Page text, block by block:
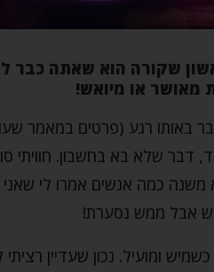
שקורה הוא שאתה כבר
מאושר או מיואש!
באותו רגע (פרטים במאמר
דבר שלא בא בחשבון. חוויתי
כמה אנשים אמרו לי שאני
אבל ממש נסערת!
ומועיל. נכון שעדיין